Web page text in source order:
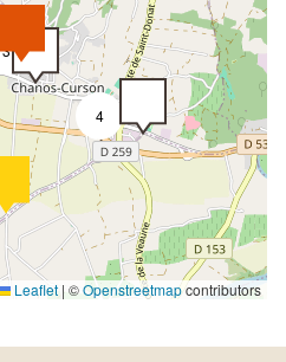
3
4
Leaflet |©Openstreetmapcontributors